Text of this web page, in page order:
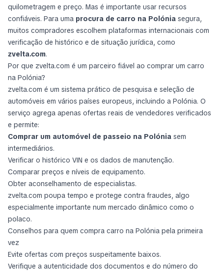
quilometragem e preço. Mas é importante usar recursos
confiáveis. Para uma procura de carro na Polónia segura,
muitos compradores escolhem plataformas internacionais com
verificação de histórico e de situação jurídica, como
zvelta.com.
Por que zvelta.com é um parceiro fiável ao comprar um carro
na Polónia?
zvelta.com é um sistema prático de pesquisa e seleção de
automóveis em vários países europeus, incluindo a Polónia. O
serviço agrega apenas ofertas reais de vendedores verificados
e permite:
Comprar um automóvel de passeio na Polónia sem
intermediários.
Verificar o histórico VIN e os dados de manutenção.
Comparar preços e níveis de equipamento.
Obter aconselhamento de especialistas.
zvelta.com poupa tempo e protege contra fraudes, algo
especialmente importante num mercado dinâmico como o
polaco.
Conselhos para quem compra carro na Polónia pela primeira
vez
Evite ofertas com preços suspeitamente baixos.
Verifique a autenticidade dos documentos e do número do